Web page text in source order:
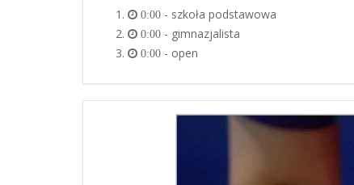
0:00 - szkoła podstawowa
0:00 - gimnazjalista
0:00 - open